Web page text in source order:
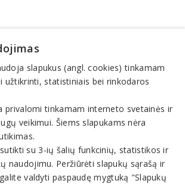
Visos teisės saugomos. Telefonas+370
info@1551.info
slapukus (angl. cookies) tinkamam
užtikrinti, statistiniais bei rinkodaros
privalomi tinkamam interneto svetainės ir
veikimui. Šiems slapukams nėra
su 3-ių šalių funkcinių, statistikos ir
naudojimu. Peržiūrėti slapukų sąrašą ir
valdyti paspaudę mygtuką "Slapukų